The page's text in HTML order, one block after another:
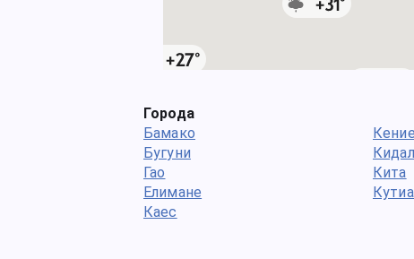
Города
Бамако
Бугуни
Гао
Елимане
Каес
Кита